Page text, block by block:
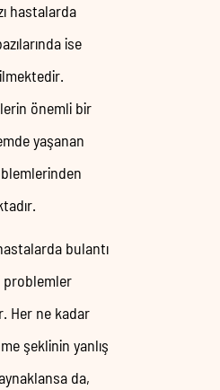
hastalarda
ise
önemli bir
yaşanan
bulantı
problemler
Her ne kadar
şeklinin yanlış
da,